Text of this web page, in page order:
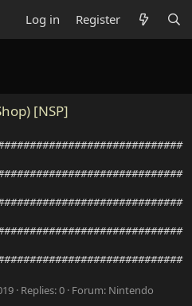
Log in Register
[NSP]
Replies: 0 Forum: Nintendo